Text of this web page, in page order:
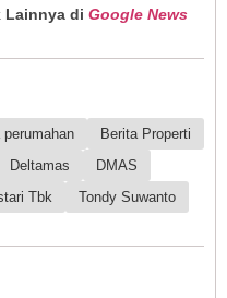
Lainnya di Google News
perumahan
Berita Properti
Deltamas
DMAS
Tbk Tondy Suwanto